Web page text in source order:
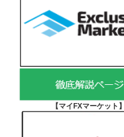
【マイFXマーケット 】